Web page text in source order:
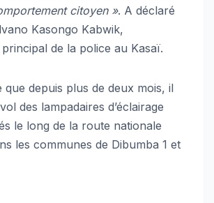
citoyen ». A déclaré
Kasongo Kabwik,
de la police au Kasaï.
que depuis plus de deux mois, il
des lampadaires d’éclairage
le long de la route nationale
les communes de Dibumba 1 et